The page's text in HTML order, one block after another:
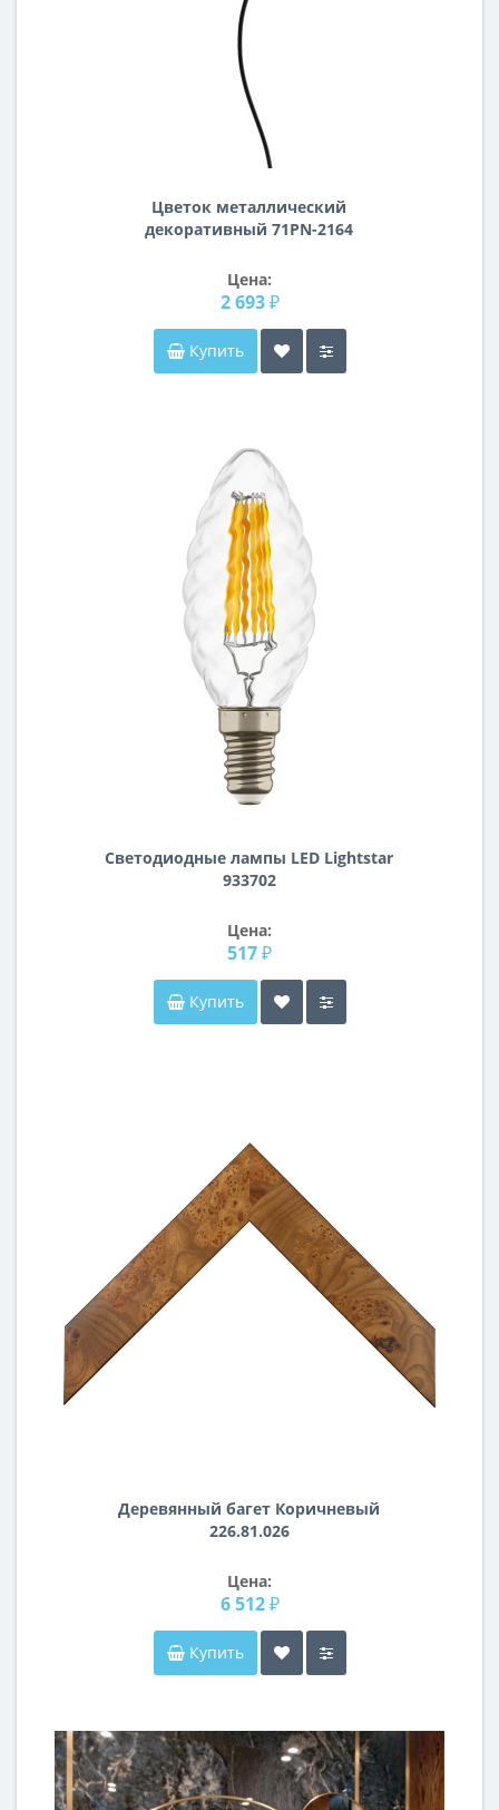
Цветок металлический
декоративный 71PN-2164
Цена:
2 693 ₽
Купить
Светодиодные лампы LED Lightstar
933702
Цена:
517 ₽
Купить
Деревянный багет Коричневый
226.81.026
Цена:
6 512 ₽
Купить